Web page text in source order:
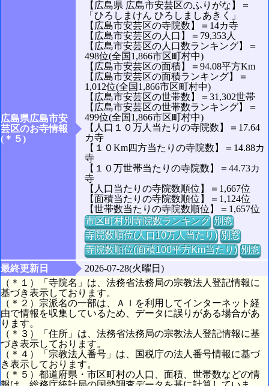
広島県広島市安
芸区のお寺情報
(＊５)
【広島県 広島市安芸区のふりがな】＝
「ひろしまけん ひろしましあきく」
【広島市安芸区の寺院数】＝14カ寺
【広島市安芸区の人口】＝79,353人
【広島市安芸区の人口数ランキング】＝
498位(全国1,866市区町村中)
【広島市安芸区の面積】＝94.08平方Km
【広島市安芸区の面積ランキング】＝
1,012位(全国1,866市区町村中)
【広島市安芸区の世帯数】＝31,302世帯
【広島市安芸区の世帯数ランキング】＝
499位(全国1,866市区町村中)
【人口１０万人当たりの寺院数】＝17.64
カ寺
【１０Km四方当たりの寺院数】＝14.88カ
寺
【１０万世帯当たりの寺院数】＝44.73カ
寺
【人口当たりの寺院数順位】＝1,667位
【面積当たりの寺院数順位】＝1,124位
【世帯数当たりの寺院数順位】＝1,657位
市区町村別寺院数ランキング 別窓
寺院数順位(人口10万人当たり) 別窓
寺院数順位(面積100平方Km当たり) 別窓
最終更新日
2026-07-28(火曜日)
（＊１）「寺院名」は、法務省法務局の宗教法人登記情報に
基づき表示しております。
（＊２）宗派名の一部は、ＡＩを利用してインターネット経
由で情報を収集しているため、データに誤りがある場合があ
ります。
（＊３）「住所」は、法務省法務局の宗教法人登記情報に基
づき表示しております。
（＊４）「宗教法人番号」は、国税庁の法人番号情報に基づ
き表示しております。
（＊５）都道府県・市区町村の人口、面積、世帯数などの情